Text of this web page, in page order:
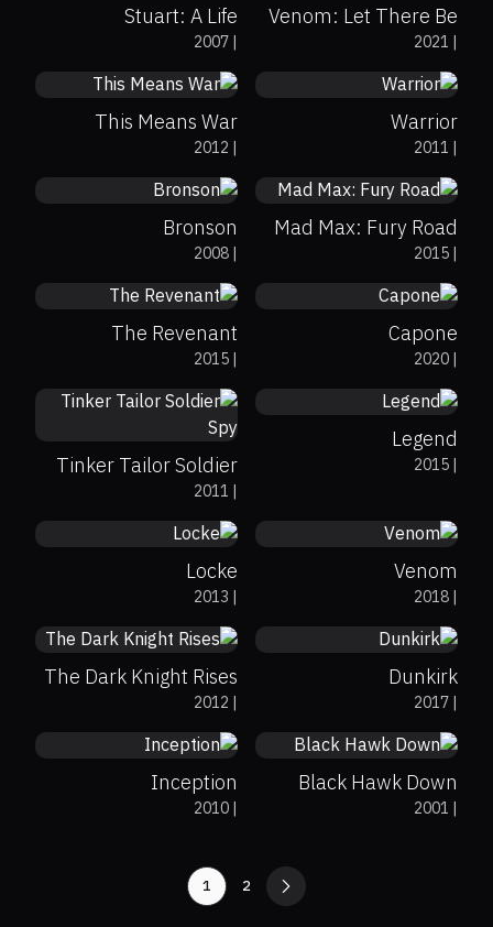
Venom: Let There Be
Carnage|
2021
Stuart: A Life
Backwards|
2007
8.2
83%
71%
Warrior
|
2011
6.3
26%
31%
This Means War
|
2012
8.1
97%
Mad Max: Fury Road
|
2015
7.1
76%
71%
Bronson
|
2008
5
45%
Capone
|
2020
8
78%
The Revenant
|
2015
6.9
61%
Legend
|
2015
7.1
Tinker Tailor Soldier
Spy|
2011
6.7
Venom
|
2018
7.1
91%
81%
Locke
|
2013
7.9
93%
Dunkirk
|
2017
8.4
The Dark Knight Rises
|
2012
7.7
76%
Black Hawk Down
|
2001
8.8
87%
74%
Inception
|
2010
2
1